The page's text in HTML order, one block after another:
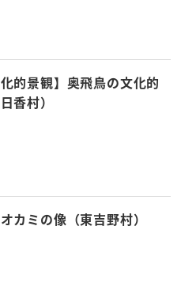
化的景観】奥飛鳥の文化的
香村）
カミの像（東吉野村）